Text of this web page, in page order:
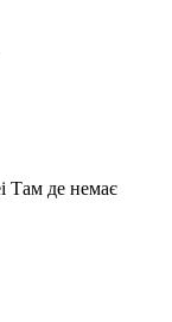
Там де немає